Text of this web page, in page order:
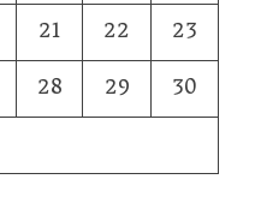
21 22
23
28 29
30